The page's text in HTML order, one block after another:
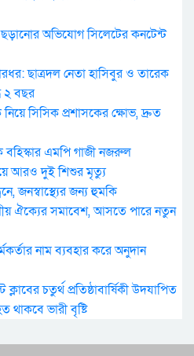
অভিযোগ সিলেটের কনটেন্ট
ছাত্রদল নেতা হাসিবুর ও তারেক
২ বছর
সিসিক প্রশাসকের ক্ষোভ, দ্রুত
বহিস্কার এমপি গাজী নজরুল
আরও দুই শিশুর মৃত্যু
জনস্বাস্থ্যের জন্য হুমকি
ঐক্যের সমাবেশ, আসতে পারে নতুন
নাম ব্যবহার করে অনুদান
চতুর্থ প্রতিষ্ঠাবার্ষিকী উদযাপিত
থাকবে ভারী বৃষ্টি